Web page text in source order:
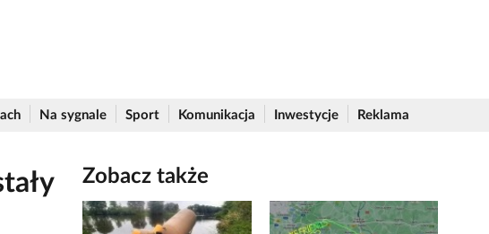
Na sygnale Sport Komunikacja Inwestycje Reklama
Zobacz także